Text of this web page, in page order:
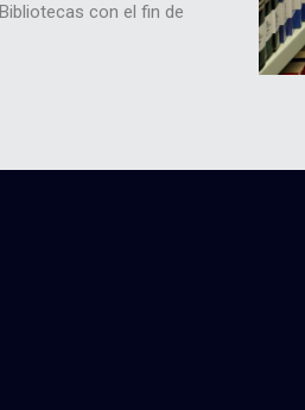
con el fin de